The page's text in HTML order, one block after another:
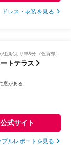
ドレス・衣装を見る
丘駅より車3分（佐賀県）
トテラス
窓がある
公式サイト
プルレポートを見る